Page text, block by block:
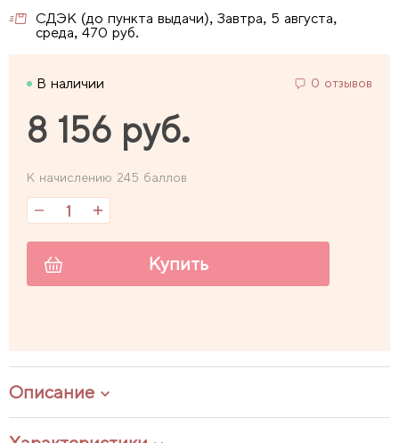
СДЭК (до пункта выдачи), Завтра, 5 августа,
среда, 470 руб.
В наличии 0 отзывов
8 156 руб.
К начислению 245 баллов
Купить
Описание